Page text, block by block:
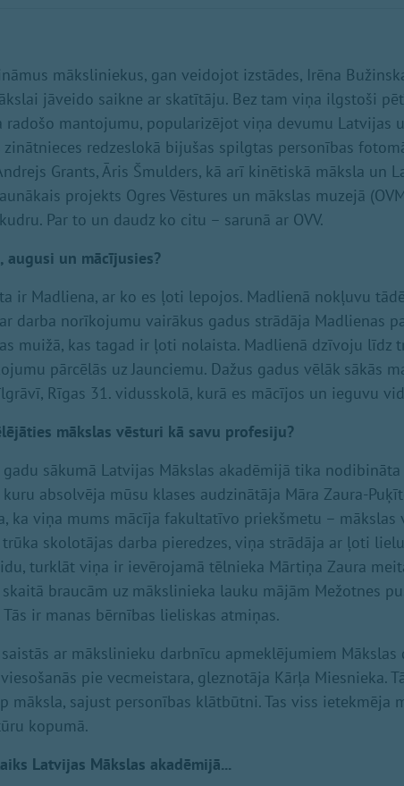
māksliniekus, gan veidojot izstādes, Irēna
jāveido saikne ar skatītāju. Bez tam viņa ilgstoši
radošo mantojumu, popularizējot viņa devumu Latvijas
zinātnieces redzeslokā bijušas spilgtas personības
Grants, Āris Šmulders, kā arī kinētiskā māksla un
projekts Ogres Vēstures un mākslas muzejā
Par to un daudz ko citu – sarunā ar OVV.
augusi un mācījusies?
ir Madliena, ar ko es ļoti lepojos. Madlienā nokļuvu
darba norīkojumu vairākus gadus strādāja Madlienas
muižā, kas tagad ir ļoti nolaista. Madlienā dzīvoju līdz
pārcēlās uz Jaunciemu. Dažus gadus vēlāk sākās
Rīgas 31. vidusskolā, kurā es mācījos un ieguvu
mākslas vēsturi kā savu profesiju?
sākumā Latvijas Mākslas akadēmijā tika nodibināta
absolvēja mūsu klases audzinātāja Māra Zaura-
ka viņa mums mācīja fakultatīvo priekšmetu – mākslas
skolotājas darba pieredzes, viņa strādāja ar ļoti lielu
turklāt viņa ir ievērojamā tēlnieka Mārtiņa Zaura
braucām uz mākslinieka lauku mājām Mežotnes
ir manas bērnības lieliskas atmiņas.
ar mākslinieku darbnīcu apmeklējumiem Mākslas
pie vecmeistara, gleznotāja Kārļa Miesnieka.
māksla, sajust personības klātbūtni. Tas viss ietekmēja
kopumā.
Latvijas Mākslas akadēmijā...